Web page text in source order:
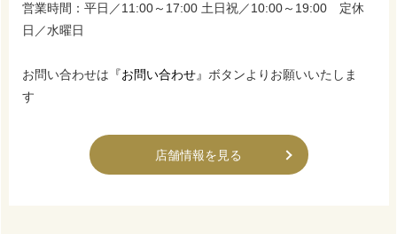
営業時間：平日／11:00～17:00 土日祝／10:00～19:00 定休
日／水曜日
お問い合わせは 『お問い合わせ』 ボタンよりお願いいたしま
す
店舗情報を見る